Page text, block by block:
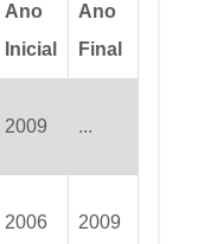
Ano
Inicial
Ano
Final
2009 ...
2006 2009